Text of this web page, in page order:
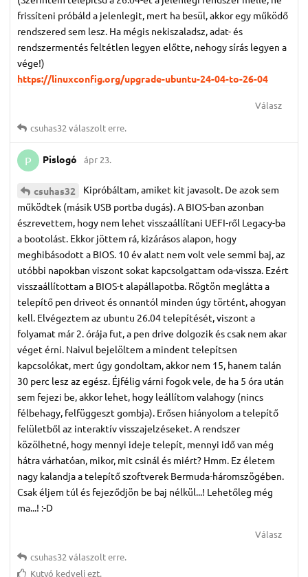
frissíteni próbáld a jelenlegit, mert ha besül, akkor egy működő
rendszered sem lesz. Ha mégis nekiszaladsz, adat- és
rendszermentés feltétlen legyen előtte, nehogy sírás legyen a
vége!)
https://linuxconfig.org/upgrade-ubuntu-24-04-to-26-04
Válasz
csuhas32 válaszolt erre.
P Pislogó ápr 23.
csuhas32
Kipróbáltam, amiket kit javasolt. De azok sem
működtek (másik USB portba dugás). A BIOS-ban azonban
észrevettem, hogy nem lehet visszaállítani UEFI-ről Legacy-ba
a bootolást. Ekkor jöttem rá, kizárásos alapon, hogy
meghibásodott a BIOS. 10 év alatt nem volt vele semmi baj, az
utóbbi napokban viszont sokat kapcsolgattam oda-vissza. Ezért
visszaállítottam a BIOS-t alapállapotba. Rögtön meglátta a
telepítő pen driveot és onnantól minden úgy történt, ahogyan
kell. Elvégeztem az ubuntu 26.04 telepítését, viszont a
folyamat már 2. órája fut, a pen drive dolgozik és csak nem akar
véget érni. Naivul bejelöltem a mindent telepítsen
kapcsolókat, mert úgy gondoltam, akkor nem 15, hanem talán
30 perc lesz az egész. Éjfélig várni fogok vele, de ha 5 óra után
sem fejezi be, akkor lehet, hogy leállítom valahogy (nincs
félbehagy, felfüggeszt gombja). Erősen hiányolom a telepítő
felületből az interaktív visszajelzéseket. A rendszer
közölhetné, hogy mennyi ideje telepít, mennyi idő van még
hátra várhatóan, mikor, mit csinál és miért? Hmm. Ez életem
nagy kalandja a telepítő szoftverek Bermuda-háromszögében.
Csak éljem túl és fejeződjön be baj nélkül...! Lehetőleg még
ma...! :-D
Válasz
csuhas32 válaszolt erre.
Kutyó kedveli ezt.